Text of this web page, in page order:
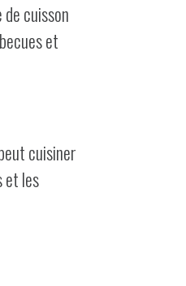
cuisson
et
cuisiner
et les